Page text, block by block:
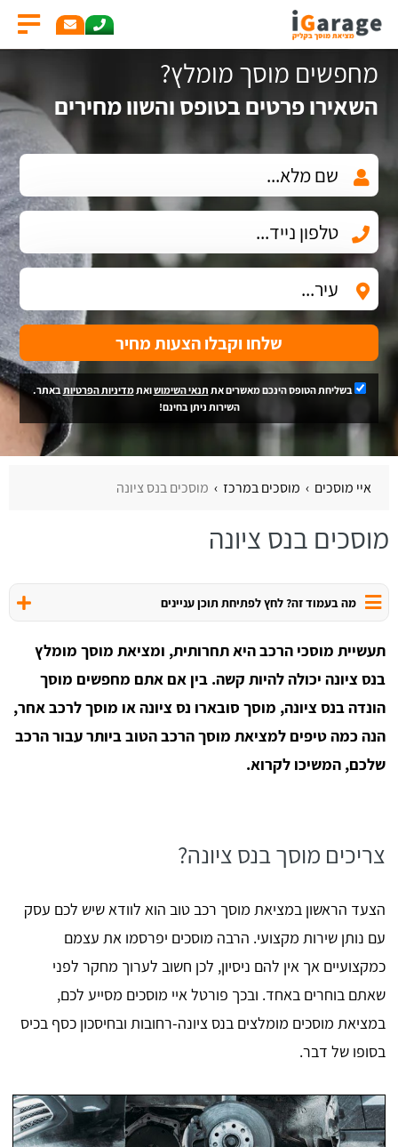
מחפשים מוסך מומלץ?
השאירו פרטים בטופס והשוו מחירים
שלחו וקבלו הצעות מחיר
בשליחת הטופס הינכם מאשרים את תנאי השימושואתמדיניות הפרטיותבאתר.
השירות ניתן בחינם!
איי מוסכים מוסכים במרכז מוסכים בנס ציונה
מוסכים בנס ציונה
מה בעמוד זה? לחץ לפתיחת תוכן עניינים
תעשיית מוסכי הרכב היא תחרותית, ומציאת מוסך מומלץ
בנס ציונה יכולה להיות קשה. בין אם אתם מחפשים מוסך
הונדה בנס ציונה, מוסך סובארו נס ציונה או מוסך לרכב אחר,
הנה כמה טיפים למציאת מוסך הרכב הטוב ביותר עבור הרכב
שלכם, המשיכו לקרוא.
צריכים מוסך בנס ציונה?
הצעד הראשון במציאת מוסך רכב טוב הוא לוודא שיש לכם עסק
עם נותן שירות מקצועי. הרבה מוסכים יפרסמו את עצמם
כמקצועיים אך אין להם ניסיון, לכן חשוב לערוך מחקר לפני
שאתם בוחרים באחד. ובכך פורטל איי מוסכים מסייע לכם,
במציאת מוסכים מומלצים בנס ציונה-רחובות ובחיסכון כסף בכיס
בסופו של דבר.